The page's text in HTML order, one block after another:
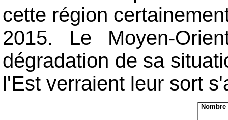
cette région
2015. Le Moyen-
dégradation de sa
l'Est verraient leur sort